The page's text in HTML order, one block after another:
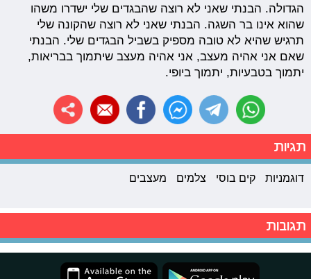
הגדולה. הבנתי שאני לא רוצה שהבגדים שלי ישדרו משהו
שהוא אינו בר השגה. הבנתי שאני לא רוצה שהקונה שלי
תרגיש שהיא לא טובה מספיק בשביל הבגדים שלי. הבנתי
שאם אני אהיה מעצב, אני אהיה מעצב שיתמוך בבריאות,
יתמוך בטבעיות, יתמוך ביופי.
תגיות
דוגמניות קים בוסי צלמים מעצבים
תגובות